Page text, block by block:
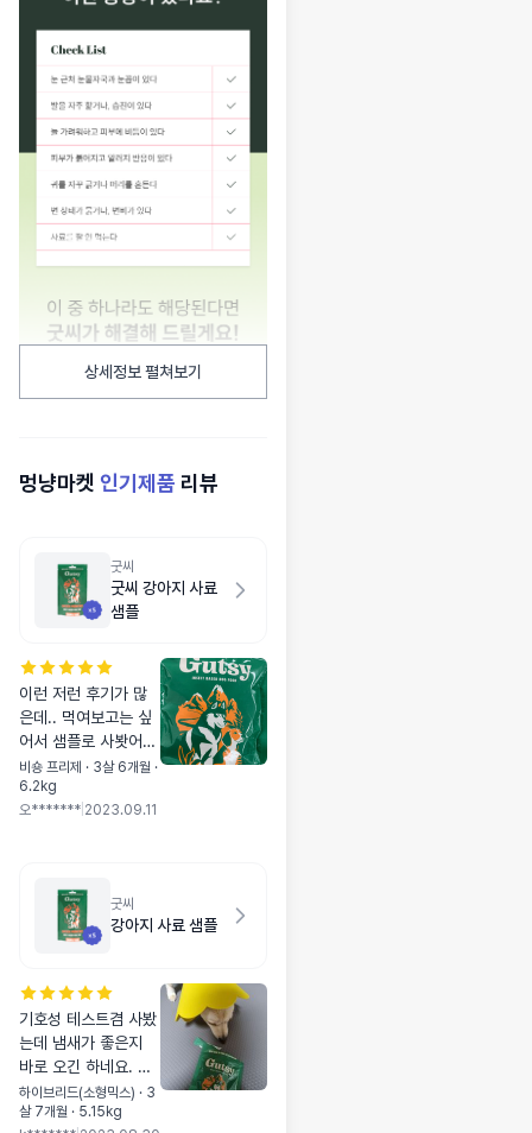
상세정보 펼쳐보기
멍냥마켓 인기제품 리뷰
굿씨
굿씨 강아지 사료
샘플
이런 저런 후기가 많
은데.. 먹여보고는 싶
어서 샘플로 사봣어
요. 엄청 잘 먹는데
요? 성분도 이정도면
괜찮아요. 너무 만족
비숑 프리제 · 3살 6개월 ·
6.2kg
오******* 2023.09.11
굿씨
강아지 사료 샘플
기호성 테스트겸 사봤
는데 냄새가 좋은지
바로 오긴 하네요. 스
몰바이트 품절이라 라
지로 사서 그런지 먹
하이브리드(소형믹스) · 3
살 7개월 · 5.15kg